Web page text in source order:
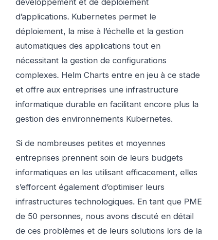
développement et de déploiement
d’applications. Kubernetes permet le
déploiement, la mise à l’échelle et la gestion
automatiques des applications tout en
nécessitant la gestion de configurations
complexes. Helm Charts entre en jeu à ce stade
et offre aux entreprises une infrastructure
informatique durable en facilitant encore plus la
gestion des environnements Kubernetes.
Si de nombreuses petites et moyennes
entreprises prennent soin de leurs budgets
informatiques en les utilisant efficacement, elles
s’efforcent également d’optimiser leurs
infrastructures technologiques. En tant que PME
de 50 personnes, nous avons discuté en détail
de ces problèmes et de leurs solutions lors de la